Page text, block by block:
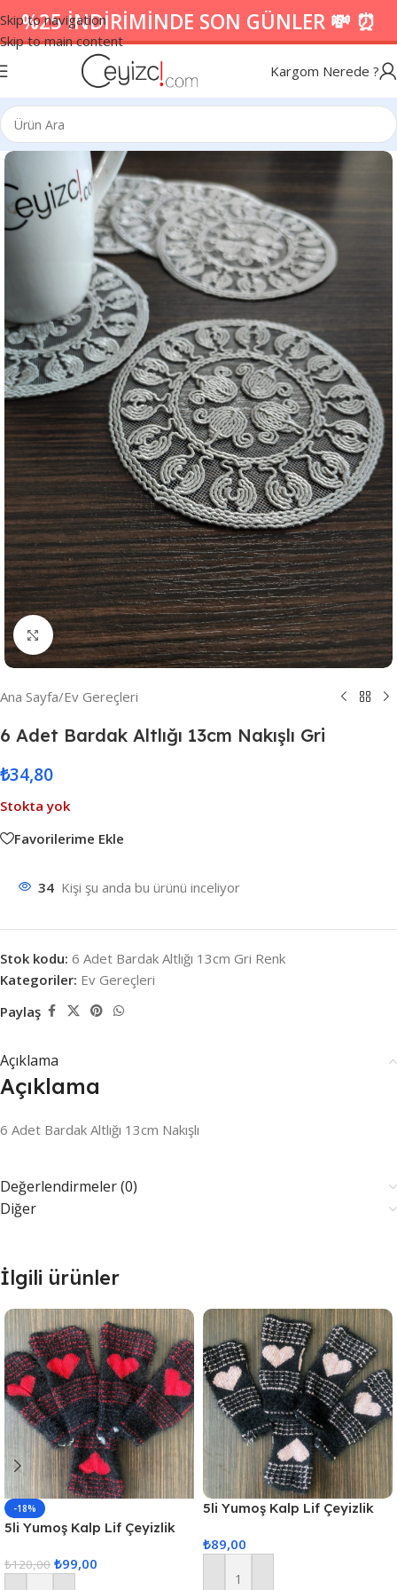
Skip to navigation
Skip to main content
%25 İNDİRİMİNDE SON GÜNLER 💸 ⏰
Kargom Nerede ?
Resmi Büyüt
Ana Sayfa/Ev Gereçleri
6 Adet Bardak Altlığı 13cm Nakışlı Gri
₺34,80
Stokta yok
Favorilerime Ekle
34 Kişi şu anda bu ürünü inceliyor
Stok kodu: 6 Adet Bardak Altlığı 13cm Gri Renk
Kategoriler: Ev Gereçleri
Paylaş
Açıklama
Açıklama
6 Adet Bardak Altlığı 13cm Nakışlı
Değerlendirmeler (0)
Diğer
İlgili ürünler
-18%
5li Yumoş Kalp Lif Çeyizlik
₺120,00 ₺99,00
5li Yumoş Kalp Lif Çeyizlik
₺89,00
Sepete Ekle